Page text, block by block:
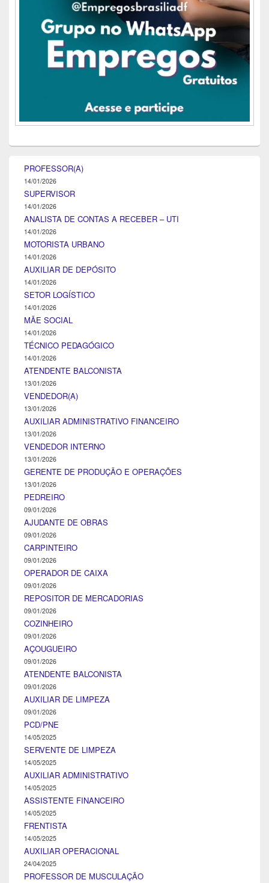
PROFESSOR(A)
14/01/2026
SUPERVISOR
14/01/2026
ANALISTA DE CONTAS A RECEBER – UTI
14/01/2026
MOTORISTA URBANO
14/01/2026
AUXILIAR DE DEPÓSITO
14/01/2026
SETOR LOGÍSTICO
14/01/2026
MÃE SOCIAL
14/01/2026
TÉCNICO PEDAGÓGICO
14/01/2026
ATENDENTE BALCONISTA
13/01/2026
VENDEDOR(A)
13/01/2026
AUXILIAR ADMINISTRATIVO FINANCEIRO
13/01/2026
VENDEDOR INTERNO
13/01/2026
GERENTE DE PRODUÇÃO E OPERAÇÕES
13/01/2026
PEDREIRO
09/01/2026
AJUDANTE DE OBRAS
09/01/2026
CARPINTEIRO
09/01/2026
OPERADOR DE CAIXA
09/01/2026
REPOSITOR DE MERCADORIAS
09/01/2026
COZINHEIRO
09/01/2026
AÇOUGUEIRO
09/01/2026
ATENDENTE BALCONISTA
09/01/2026
AUXILIAR DE LIMPEZA
09/01/2026
PCD/PNE
14/05/2025
SERVENTE DE LIMPEZA
14/05/2025
AUXILIAR ADMINISTRATIVO
14/05/2025
ASSISTENTE FINANCEIRO
14/05/2025
FRENTISTA
14/05/2025
AUXILIAR OPERACIONAL
24/04/2025
PROFESSOR DE MUSCULAÇÃO